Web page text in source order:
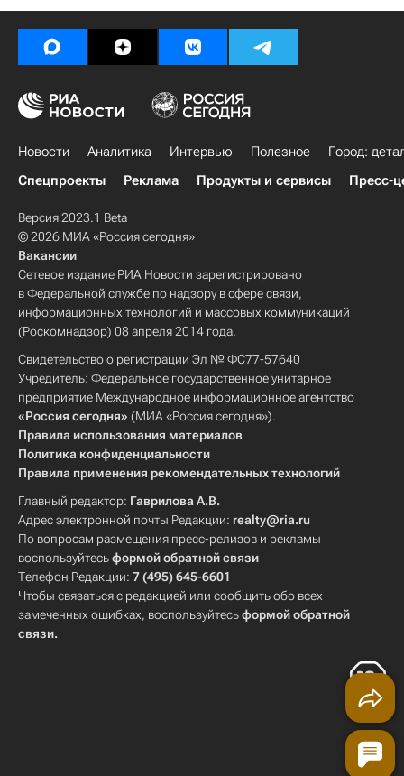
Новости Аналитика Интервью Полезное
Город:
Спецпроекты
Реклама Продукты и сервисы Пресс-
Версия 2023.1 Beta
© 2026 МИА «Россия сегодня»
Вакансии
Сетевое издание РИА Новости зарегистрировано
в Федеральной службе по надзору в сфере связи,
информационных технологий и массовых коммуникаций
(Роскомнадзор) 08 апреля 2014 года.
Свидетельство о регистрации Эл № ФС77-57640
Учредитель: Федеральное государственное унитарное
предприятие Международное информационное агентство
«Россия сегодня» (МИА «Россия сегодня»).
Правила использования материалов
Политика конфиденциальности
Правила применения рекомендательных технологий
Главный редактор: Гаврилова А.В.
Адрес электронной почты Редакции: realty@ria.ru
По вопросам размещения пресс-релизов и рекламы
воспользуйтесьформой обратной связи
Телефон Редакции: 7 (495) 645-6601
Чтобы связаться с редакцией или сообщить обо всех
замеченных ошибках, воспользуйтесьформой обратной
связи.